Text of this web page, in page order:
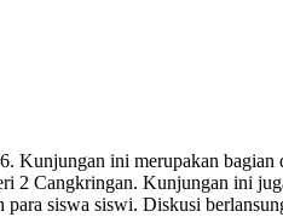
Kunjungan ini merupakan bagian
2 Cangkringan. Kunjungan ini
siswa siswi. Diskusi